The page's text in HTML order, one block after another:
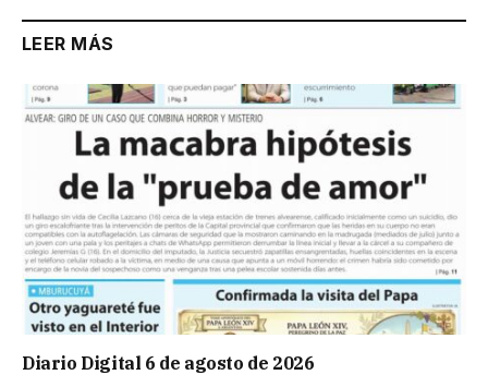
LEER MÁS
Diario Digital 6 de agosto de 2026